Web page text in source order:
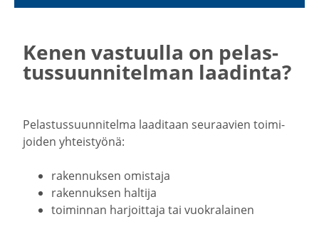
Kenen vastuulla on pelas­
tus­suun­ni­telman laadinta?
Pelas­tus­suun­ni­telma laaditaan seuraavien toimi­
joiden yhteis­työnä:
raken­nuksen omistaja
raken­nuksen haltija
toiminnan harjoittaja tai vuokra­lainen